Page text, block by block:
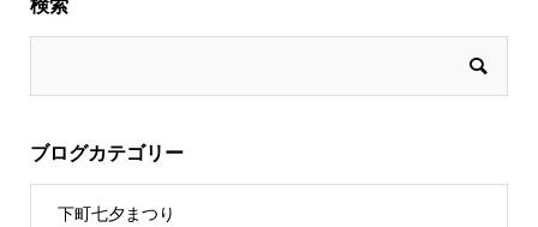
ブログカテゴリー
下町七夕まつり